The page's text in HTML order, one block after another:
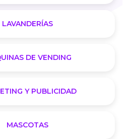
LAVANDERÍAS
DE VENDING
Y PUBLICIDAD
MASCOTAS